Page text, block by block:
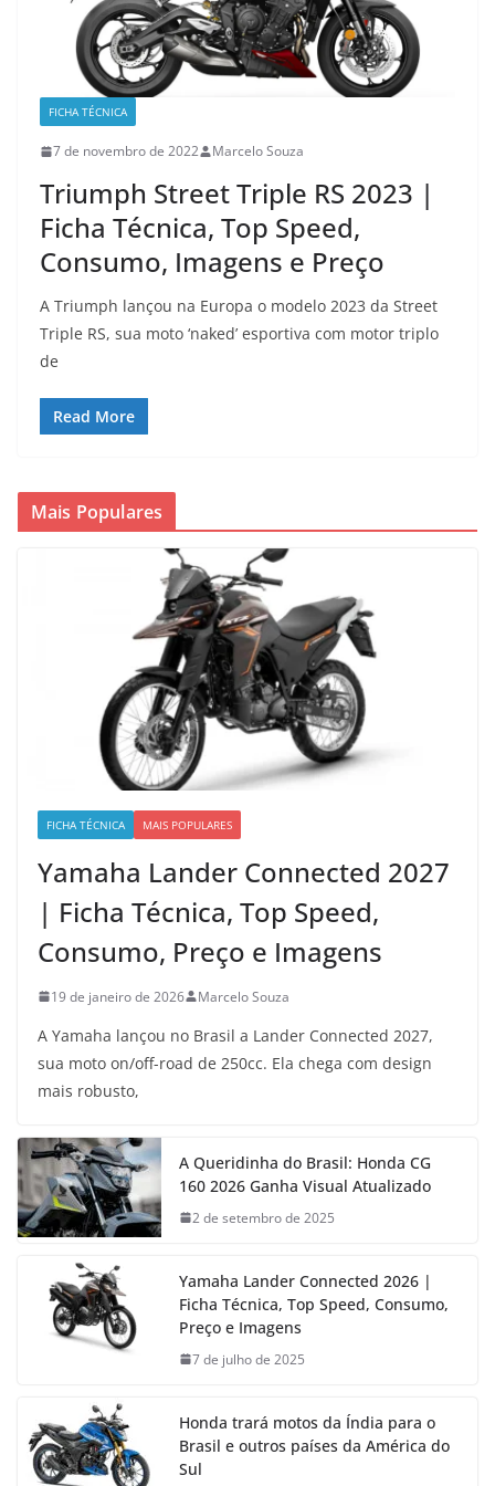
FICHA TÉCNICA
7 de novembro de 2022 Marcelo Souza
Triumph Street Triple RS 2023 |
Ficha Técnica, Top Speed,
Consumo, Imagens e Preço
A Triumph lançou na Europa o modelo 2023 da Street
Triple RS, sua moto ‘naked’ esportiva com motor triplo
de
Read More
Mais Populares
FICHA TÉCNICA MAIS POPULARES
Yamaha Lander Connected 2027
| Ficha Técnica, Top Speed,
Consumo, Preço e Imagens
19 de janeiro de 2026 Marcelo Souza
A Yamaha lançou no Brasil a Lander Connected 2027,
sua moto on/off-road de 250cc. Ela chega com design
mais robusto,
A Queridinha do Brasil: Honda CG
160 2026 Ganha Visual Atualizado
2 de setembro de 2025
Yamaha Lander Connected 2026 |
Ficha Técnica, Top Speed, Consumo,
Preço e Imagens
7 de julho de 2025
Honda trará motos da Índia para o
Brasil e outros países da América do
Sul